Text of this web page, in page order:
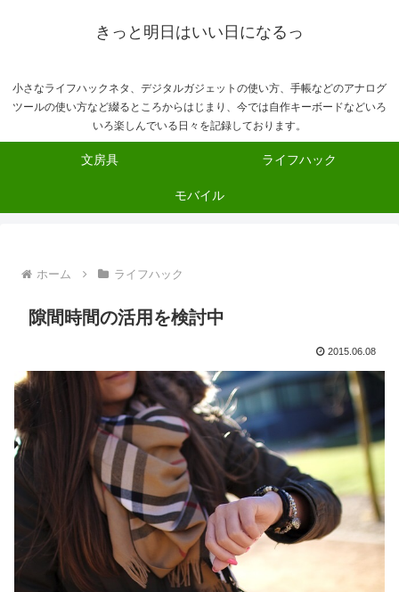
きっと明日はいい日になるっ
小さなライフハックネタ、デジタルガジェットの使い方、手帳などのアナログ
ツールの使い方など綴るところからはじまり、今では自作キーボードなどいろ
いろ楽しんでいる日々を記録しております。
文房具 ライフハック
モバイル
ホーム ライフハック
隙間時間の活用を検討中
2015.06.08